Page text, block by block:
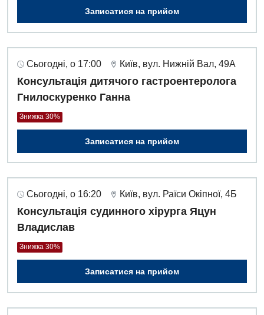
Записатися на прийом
Сьогодні, о 17:00 Київ, вул. Нижній Вал, 49А
Консультація дитячого гастроентеролога
Гнилоскуренко Ганна
Знижка 30%
Записатися на прийом
Сьогодні, о 16:20 Київ, вул. Раїси Окіпної, 4Б
Консультація судинного хірурга Яцун
Владислав
Знижка 30%
Записатися на прийом